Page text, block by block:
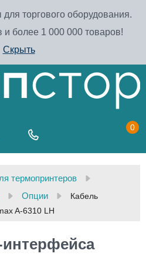
торгового оборудования.
и более 1 000 000 товаров!
Скрыть
0
термопринтеров
Опции
Кабель
A-6310 LH